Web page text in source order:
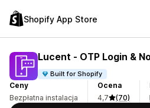
Shopify App Store
Lucent ‑ OTP Login &
Built for Shopify
Ceny
Bezpłatna instalacja
Ocena
4,7
(70)